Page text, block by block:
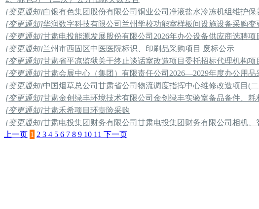
[变更通知]白银有色集团股份有限公司铜业公司净液盐水冷冻机组维护
[变更通知]华润数字科技有限公司兰州学校功能室样板间设施设备采购变
[变更通知]甘肃电投能源发展股份有限公司2026年办公设备供应商选聘项
[变更通知]兰州市西固区中医医院标识、印刷品采购项目 废标公示
[变更通知]甘肃省平凉监狱关于终止谈话室改造项目委托招标代理机构项
[变更通知]甘肃会展中心（集团）有限责任公司2026—2029年度办公用品
[变更通知]中国烟草总公司甘肃省公司物流调度指挥中心维修改造项目(
[变更通知]甘肃金创绿丰环境技术有限公司金创绿丰实验室备品备件、
[变更通知]甘肃禾希项目环责险采购
[变更通知]甘肃电投集团财务有限公司甘肃电投集团财务有限公司相机
上一页 1 2 3 4 5 6 7 8 9 10 11 下一页